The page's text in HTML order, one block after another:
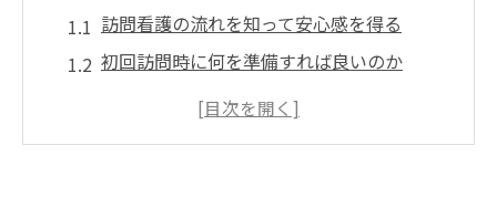
訪問看護の流れを知って安心感を得る
初回訪問時に何を準備すれば良いのか
訪問看護の担当者と信頼関係を築く方法